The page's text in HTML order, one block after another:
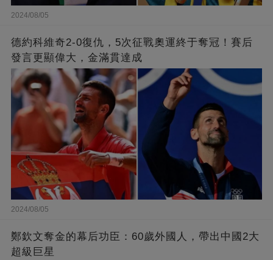
2024/08/05
德約科維奇2-0復仇，5次征戰奧運終于奪冠！賽后
發言更顯偉大，金滿貫達成
2024/08/05
鄭欽文奪金的幕后功臣：60歲外國人，帶出中國2大
超級巨星